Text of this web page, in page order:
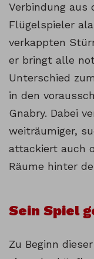
Verbindung aus
Flügelspieler
verkappten
er bringt alle
Unterschied
in den
Gnabry. Dabei
weiträumiger,
attackiert auch
Räume hinter
Sein Spiel
Zu Beginn